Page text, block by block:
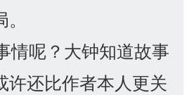
呢？大钟知道故事
许还比作者本人更关